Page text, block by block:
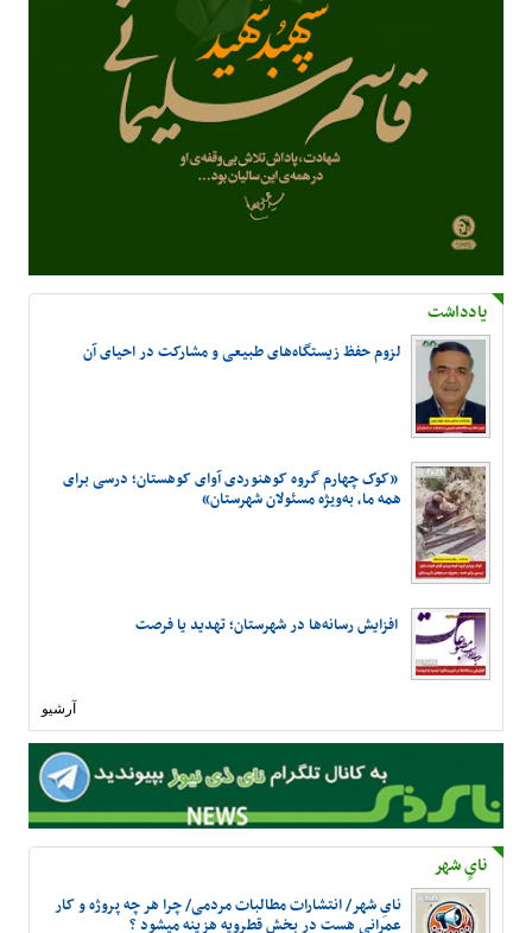
یادداشت
لزوم حفظ زیستگاه‌های طبیعی و مشارکت در احیای آن
«کوک چهارم گروه کوهنوردی آوای کوهستان؛ درسی برای
همه ما، به‌ویژه مسئولان شهرستان»
افزایش رسانه‌ها در شهرستان؛ تهدید یا فرصت
آرشیو
نایٍ شهر
نایِ شهر/ انتشارات مطالبات مردمی/ چرا هر چه پروژه و کار
عمرانی هست در بخش قطرویه هزینه میشود ؟